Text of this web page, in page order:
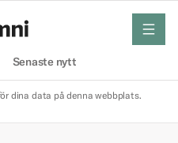
Senaste nytt
meny
dina data på denna webbplats.